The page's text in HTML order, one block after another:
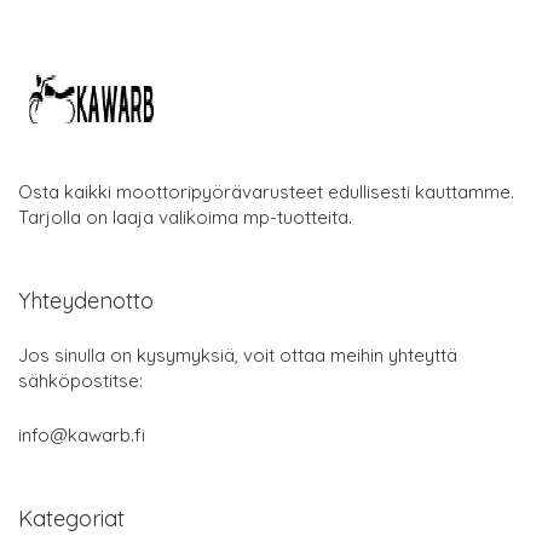
Osta kaikki moottoripyörävarusteet edullisesti kauttamme.
Tarjolla on laaja valikoima mp-tuotteita.
Yhteydenotto
Jos sinulla on kysymyksiä, voit ottaa meihin yhteyttä
sähköpostitse:
info@kawarb.fi
Kategoriat